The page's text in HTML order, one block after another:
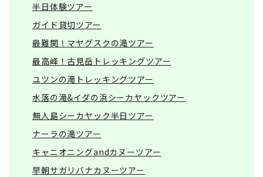
半日体験ツアー
ガイド貸切ツアー
最難関！マヤグスクの滝ツアー
最高峰！古見岳トレッキングツアー
ユツンの滝トレッキングツアー
水落の滝&イダの浜シーカヤックツアー
無人島シーカヤック半日ツアー
ナーラの滝ツアー
キャニオニングandカヌーツアー
早朝サガリバナカヌーツアー